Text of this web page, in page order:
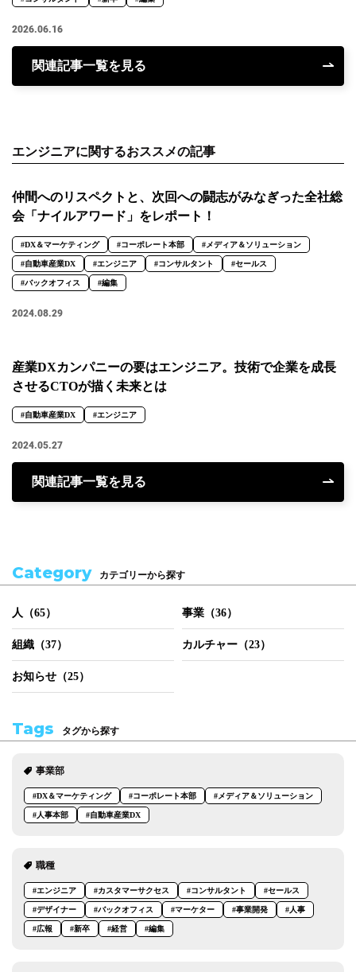
2026.06.16
関連記事一覧を見る
エンジニアに関するおススメの記事
仲間へのリスペクトと、次回への闘志がみなぎった全社総
会「ナイルアワード」をレポート！
#DX＆マーケティング #コーポレート本部 #メディア＆ソリューション
#自動車産業DX #エンジニア #コンサルタント #セールス
#バックオフィス #編集
2024.08.29
産業DXカンパニーの要はエンジニア。技術で企業を成長
させるCTOが描く未来とは
#自動車産業DX #エンジニア
2024.05.27
関連記事一覧を見る
Category カテゴリーから探す
人（65） 事業（36）
組織（37） カルチャー（23）
お知らせ（25）
Tags タグから探す
事業部
#DX＆マーケティング #コーポレート本部 #メディア＆ソリューション
#人事本部 #自動車産業DX
職種
#エンジニア #カスタマーサクセス #コンサルタント #セールス
#デザイナー #バックオフィス #マーケター #事業開発 #人事
#広報 #新卒 #経営 #編集